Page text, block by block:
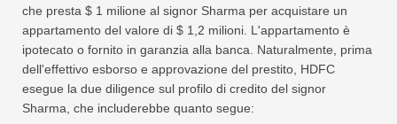
che presta $ 1 milione al signor Sharma per acquistare un
appartamento del valore di $ 1,2 milioni. L'appartamento è
ipotecato o fornito in garanzia alla banca. Naturalmente, prima
dell'effettivo esborso e approvazione del prestito, HDFC
esegue la due diligence sul profilo di credito del signor
Sharma, che includerebbe quanto segue: